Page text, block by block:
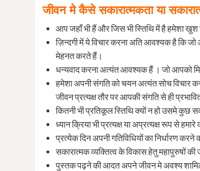
जीवन मे कैसे सकारात्मकता या
आप जहाँ भी हैं और जिस भी स्तिथि में है हमेशा
ज़िन्दगी में ये विचार करना अति आवश्यक है कि
मेहनत करते हैं।
धन्यवाद करना अत्यंत आवश्यक हैं । जो आपको
हमेशा अपनी संगति को चयन अत्यंत सोच विचार
जीवन प्रत्यक्ष तौर पर आपकी संगति से ही
कितनी भी प्रतिकूल स्तिथि क्यों न हो उसमे कुछ
ध्यान क्रिया भी प्रत्यक्ष या अप्रत्यक्ष रूप से
प्रत्येक दिन अपनी गतिविधियों का निर्धारण
सकारात्मक व्यक्तित्व के विकास हेतु महापुरुषों
पुस्तक पढ़ने की आदत अपने जीवन मे अवश्य